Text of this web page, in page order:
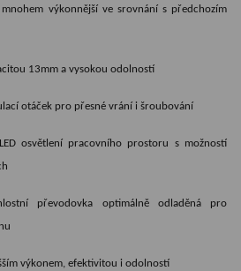
mnohem výkonnější ve srovnání s předchozím
13mm a vysokou odolností
otáček pro přesné vrání i šroubování
osvětlení pracovního prostoru s možností
převodovka optimálně odladěná pro
výkonem, efektivitou i odolností